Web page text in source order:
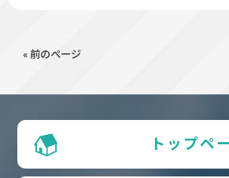
« 前のページ
トップペ